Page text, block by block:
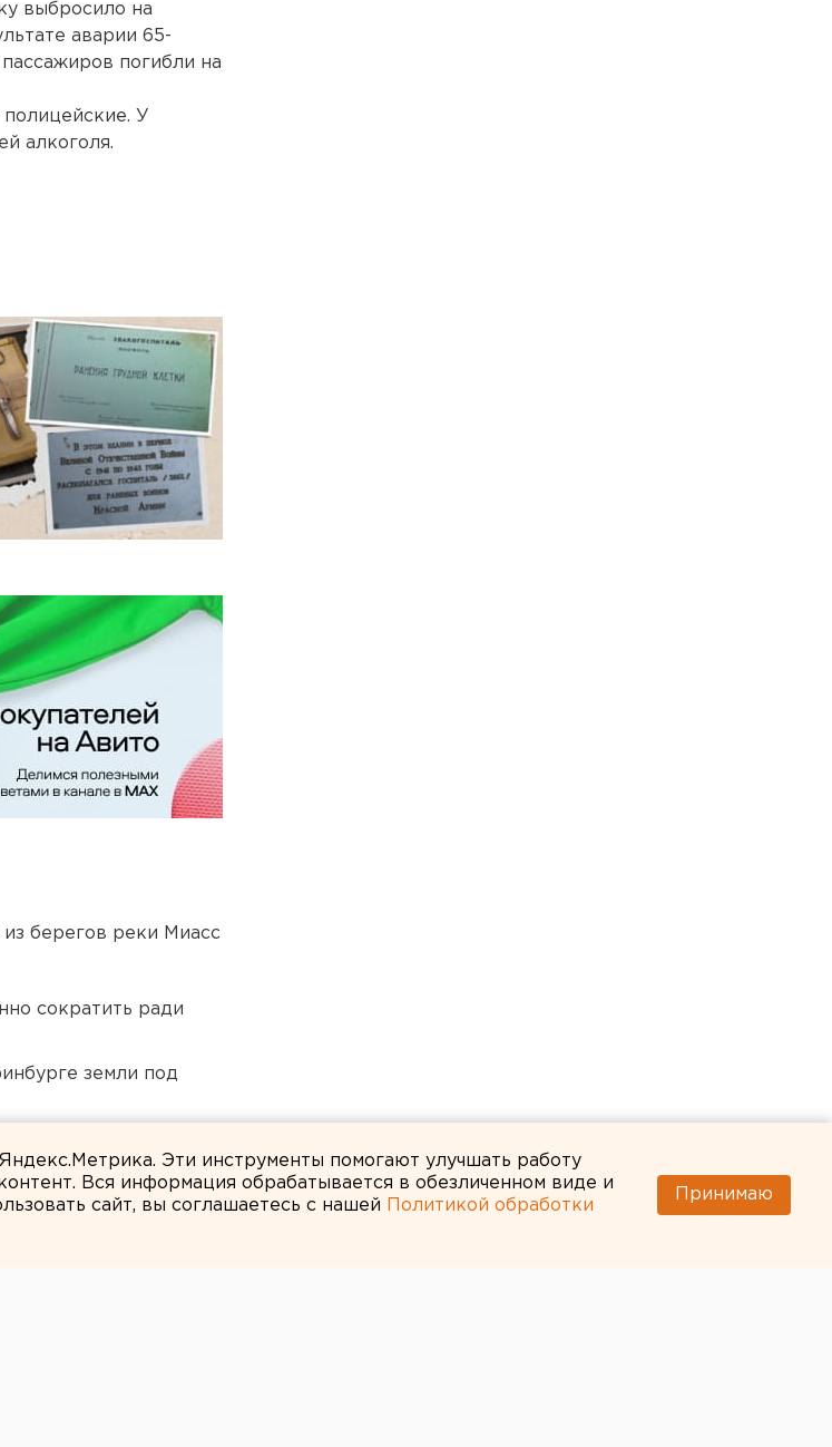
выбросило на
аварии 65-
погибли на
У
алкоголя.
берегов реки Миасс
сократить ради
земли под
Эти инструменты помогают улучшать работу
Вся информация обрабатывается в обезличенном виде и
сайт, вы соглашаетесь с нашей
Политикой обработки
Принимаю